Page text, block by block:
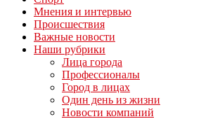
Мнения и интервью
Происшествия
Важные новости
Наши рубрики
Лица города
Профессионалы
Город в лицах
Один день из жизни
Новости компаний